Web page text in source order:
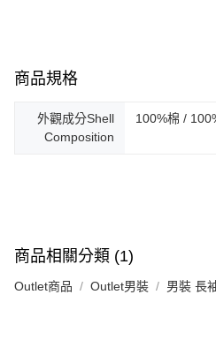
商品規格
外觀成分Shell
Composition
100%棉 /
商品相關分類 (1)
Outlet商品 Outlet男裝 男裝 長